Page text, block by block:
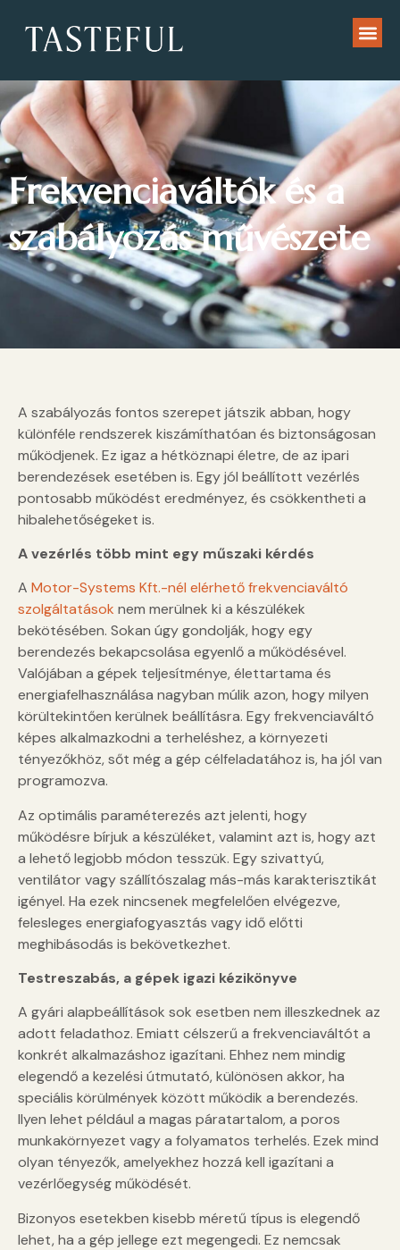
Frekvenciaváltók és a
szabályozás művészete
A szabályozás fontos szerepet játszik abban, hogy
különféle rendszerek kiszámíthatóan és biztonságosan
működjenek. Ez igaz a hétköznapi életre, de az ipari
berendezések esetében is. Egy jól beállított vezérlés
pontosabb működést eredményez, és csökkentheti a
hibalehetőségeket is.
A vezérlés több mint egy műszaki kérdés
A Motor-Systems Kft.-nél elérhető frekvenciaváltó
szolgáltatások nem merülnek ki a készülékek
bekötésében. Sokan úgy gondolják, hogy egy
berendezés bekapcsolása egyenlő a működésével.
Valójában a gépek teljesítménye, élettartama és
energiafelhasználása nagyban múlik azon, hogy milyen
körültekintően kerülnek beállításra. Egy frekvenciaváltó
képes alkalmazkodni a terheléshez, a környezeti
tényezőkhöz, sőt még a gép célfeladatához is, ha jól van
programozva.
Az optimális paraméterezés azt jelenti, hogy
működésre bírjuk a készüléket, valamint azt is, hogy azt
a lehető legjobb módon tesszük. Egy szivattyú,
ventilátor vagy szállítószalag más-más karakterisztikát
igényel. Ha ezek nincsenek megfelelően elvégezve,
felesleges energiafogyasztás vagy idő előtti
meghibásodás is bekövetkezhet.
Testreszabás, a gépek igazi kézikönyve
A gyári alapbeállítások sok esetben nem illeszkednek az
adott feladathoz. Emiatt célszerű a frekvenciaváltót a
konkrét alkalmazáshoz igazítani. Ehhez nem mindig
elegendő a kezelési útmutató, különösen akkor, ha
speciális körülmények között működik a berendezés.
Ilyen lehet például a magas páratartalom, a poros
munkakörnyezet vagy a folyamatos terhelés. Ezek mind
olyan tényezők, amelyekhez hozzá kell igazítani a
vezérlőegység működését.
Bizonyos esetekben kisebb méretű típus is elegendő
lehet, ha a gép jellege ezt megengedi. Ez nemcsak